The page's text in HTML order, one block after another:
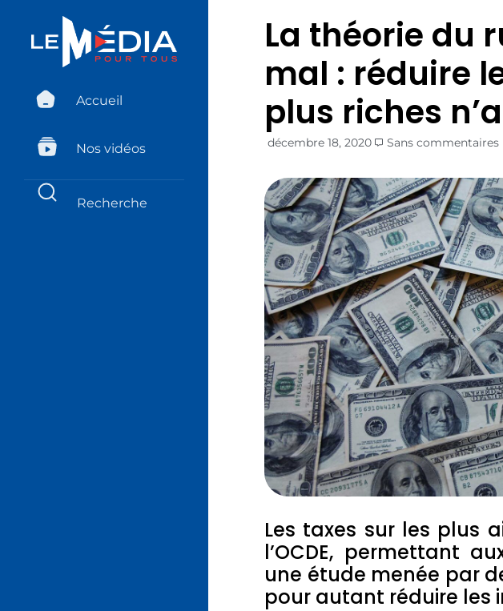
Accueil
Nos vidéos
La théorie du
mal : réduire
plus riches
décembre 18, 2020 Sans commentaires
Les taxes sur les plus
l’OCDE, permettant
une étude menée par
pour autant réduire les